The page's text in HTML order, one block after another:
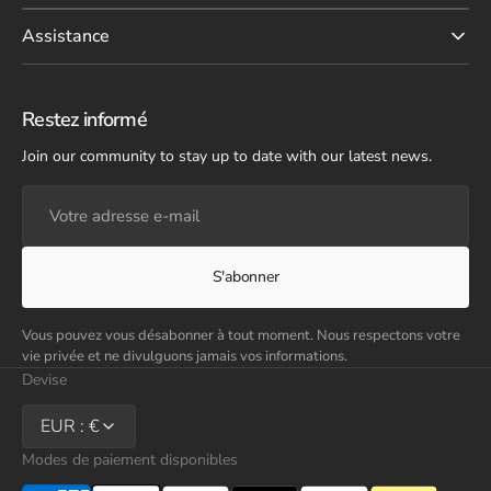
Assistance
Restez informé
Join our community to stay up to date with our latest news.
adresse
e-
S'abonner
Vous pouvez vous désabonner à tout moment. Nous respectons votre
vie privée et ne divulguons jamais vos informations.
Devise
EUR : €
Modes de paiement disponibles